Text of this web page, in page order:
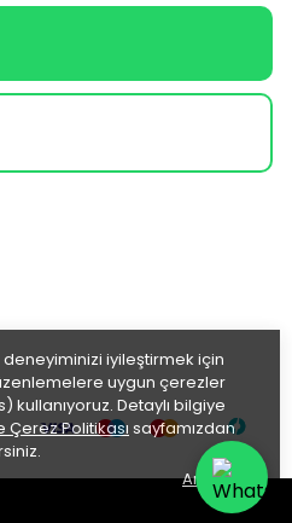
deneyiminizi iyileştirmek için
uygun çerezler
kullanıyoruz. Detaylı bilgiye
Çerez Politikası sayfamızdan
Anladım